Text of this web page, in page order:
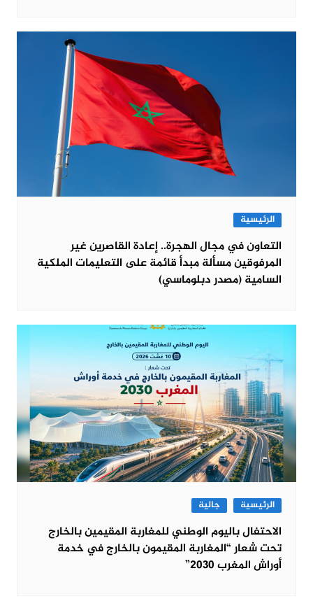
الرئيسية
التعاون في مجال الهجرة.. إعادة القاصرين غير
المرفوقين مسألة مبدأ قائمة على التعليمات الملكية
السامية (مصدر دبلوماسي)
الرئيسية جالية
الاحتفال باليوم الوطني للمغاربة المقيمين بالخارج
تحت شعار “المغاربة المقيمون بالخارج في خدمة
أوراش المغرب 2030”